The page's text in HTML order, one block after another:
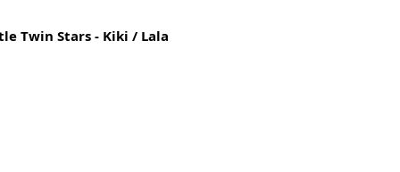
Twin Stars - Kiki / Lala